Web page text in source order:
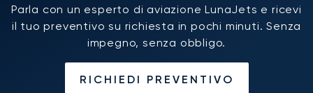
Parla con un esperto di aviazione LunaJets e ricevi
il tuo preventivo su richiesta in pochi minuti. Senza
impegno, senza obbligo.
RICHIEDI PREVENTIVO